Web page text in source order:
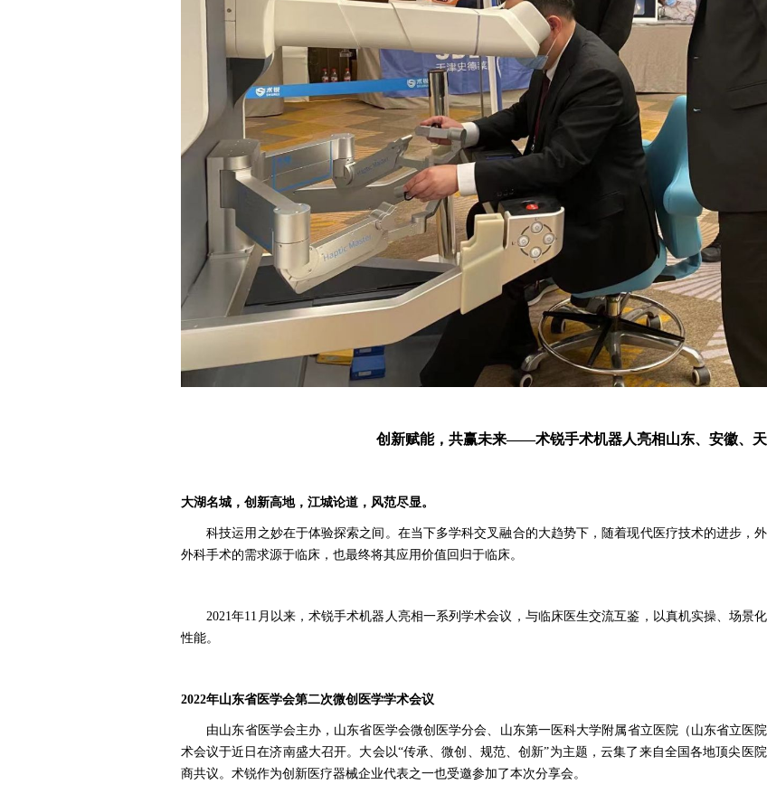
创新赋能，共赢未来——术锐手术机器人亮相山东、安徽、
大湖名城，创新高地，江城论道，风范尽显。
科技运用之妙在于体验探索之间。在当下多学科交叉融合的大趋势下，随着现代医疗技术的进步，
外科手术的需求源于临床，也最终将其应用价值回归于临床。
2021年11月以来， 术锐手术机器人亮相一系列学术会议，与临床医生交流互鉴，以真机实操、场景
性能。
2022年山东省医学会第二次微创医学学术会议
由山东省医学会主办，山东省医学会微创医学分会、山东第一医科大学附属省立医院（山东省立医
术会议于近日在济南盛大召开。 大会以“传承、微创、规范、创新”为主题，云集了来自全国各地顶尖医
商共议 。 术锐作为创新医疗器械企业代表之一也受邀参加了本次分享会。